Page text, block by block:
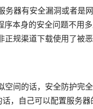
务器有安全漏洞或者是
本身的安全问题不用
正规渠道下载使用了被
空间的话，安全防护完
，自己可以配置服务